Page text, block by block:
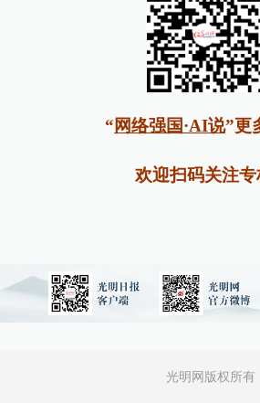
“网络强国·AI说”更
欢迎扫码关注专
光明网版权所有